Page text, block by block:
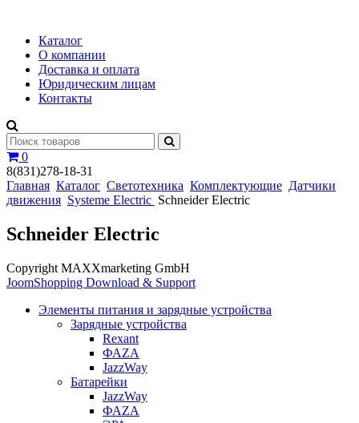
Каталог
О компании
Доставка и оплата
Юридическим лицам
Контакты
0
8(831)278-18-31
Главная Каталог Светотехника Комплектующие Датчики
движения Systeme Electric Schneider Electric
Schneider Electric
Copyright MAXXmarketing GmbH
JoomShopping Download & Support
Элементы питания и зарядные устройства
Зарядные устройства
Rexant
ФАZА
JazzWay
Батарейки
JazzWay
ФАZА